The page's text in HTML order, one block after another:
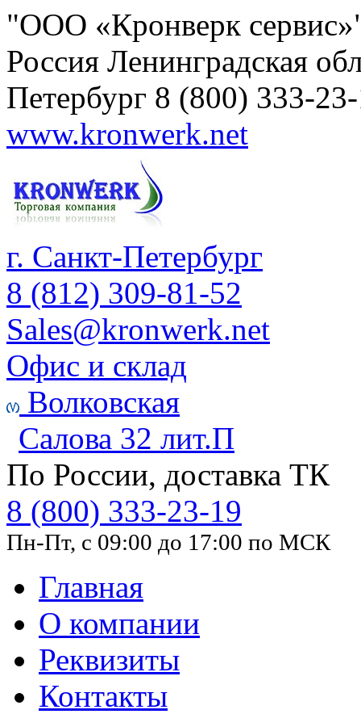
"ООО «Кронверк
Россия Ленинградская
Петербург 8 (800) 333-
www.kronwerk.net
г. Санкт-Петербург
8 (812) 309-81-52
Sales@kronwerk.net
Офис и склад
Волковская
Салова 32 лит.П
По России, доставка ТК
8 (800) 333-23-19
Пн-Пт, с 09:00 до 17:00 по МСК
Главная
О компании
Реквизиты
Контакты